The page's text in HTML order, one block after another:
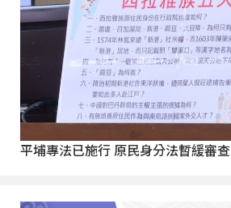
平埔專法已施行 原民身分法暫緩審查